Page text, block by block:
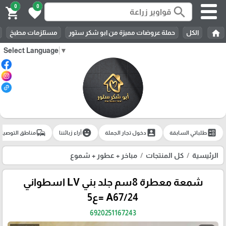
Select Language ▼
search
0
favorite
0
shopping_cart
home الكل حملة عروضات مميزة من ابو شكر ستور مستلزمات مطبخ
ballotطلباتي السابقة account_boxدخول تجار الجملة emoji_emotionsآراء زبائننا commuteمناطق
الرئيسية كل المنتجات مباخر + عطور + شموع
شمعة معطرة 8سم جلد بني LV اسطواني
A67/24 =ع5
6920251167243